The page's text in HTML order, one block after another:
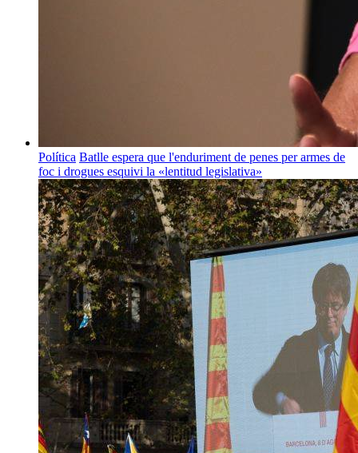
Política Batlle espera que l'enduriment de penes per armes de
foc i drogues esquivi la «lentitud legislativa»